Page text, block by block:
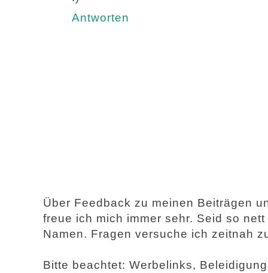
Antworten
Über Feedback zu meinen Beiträgen
freue ich mich immer sehr. Seid so
Namen. Fragen versuche ich zeitnah
Bitte beachtet: Werbelinks,